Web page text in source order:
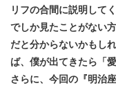
リフの合間に説明して
でしか見たことがない
だと分からないかもし
ば、僕が出てきたら「
さらに、今回の『明治